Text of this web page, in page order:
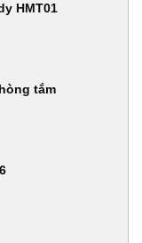
HMT01
tắm